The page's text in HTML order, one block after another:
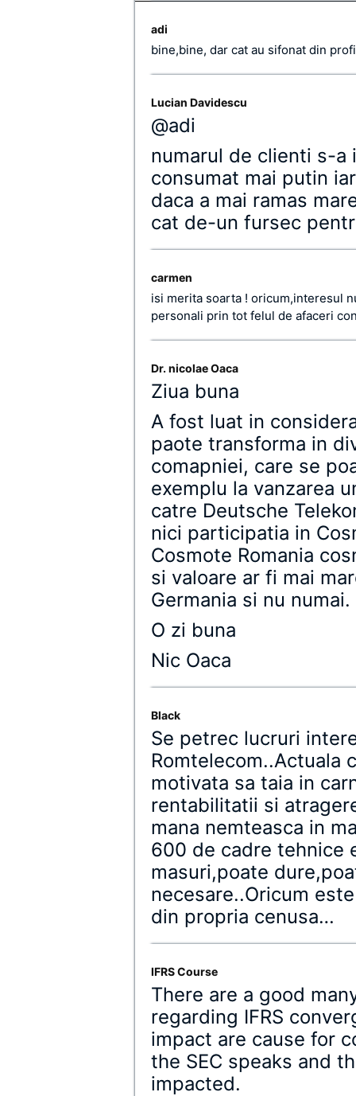
adi
bine,bine, dar cat au sifonat din
Lucian Davidescu
@adi
numarul de clienti s-a
consumat mai putin
daca a mai ramas
cat de-un fursec
carmen
isi merita soarta ! oricum,interesul
personali prin tot felul de afaceri
Dr. nicolae Oaca
Ziua buna
A fost luat in
paote transforma in
comapniei, care se
exemplu la vanzarea
catre Deutsche
nici participatia in
Cosmote Romania
si valoare ar fi mai
Germania si nu numai.
O zi buna
Nic Oaca
Black
Se petrec lucruri
Romtelecom..Actuala
motivata sa taia in
rentabilitatii si
mana nemteasca in
600 de cadre tehnice
masuri,poate
necesare..Oricum
din propria cenusa…
IFRS Course
There are a good
regarding IFRS
impact are cause for
the SEC speaks and
impacted.